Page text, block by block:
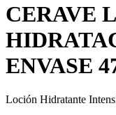
CERAVE
ENVASE
Loción Hidratante